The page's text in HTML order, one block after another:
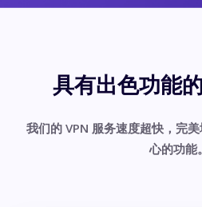
具有出色功能
我们的 VPN 服务速度超快，完
心的功能。